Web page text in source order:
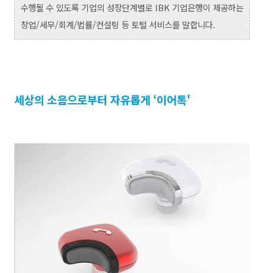
수행될 수 있도록 기업의 성장단계별로 IBK 기업은행이 제공하는
창업/세무/회계/법률/컨설팅 등 토털 서비스를 말합니다.
세상의 소음으로부터 자유롭게 ‘이어톡'